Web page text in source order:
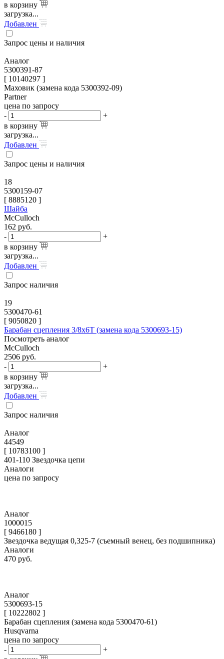
в корзину
загрузка...
Добавлен
Запрос цены и наличия
Аналог
5300391-87
[ 10140297 ]
Маховик (замена кода 5300392-09)
Partner
цена по запросу
-
+
в корзину
загрузка...
Добавлен
Запрос цены и наличия
18
5300159-07
[ 8885120 ]
Шайба
McCulloch
162 руб.
-
+
в корзину
загрузка...
Добавлен
Запрос наличия
19
5300470-61
[ 9050820 ]
Барабан сцепления 3/8х6Т (замена кода 5300693-15)
Посмотреть аналог
McCulloch
2506 руб.
-
+
в корзину
загрузка...
Добавлен
Запрос наличия
Аналог
44549
[ 10783100 ]
401-110 Звездочка цепи
Аналоги
цена по запросу
Аналог
1000015
[ 9466180 ]
Звездочка ведущая 0,325-7 (съемный венец, без подшипника)
Аналоги
470 руб.
Аналог
5300693-15
[ 10222802 ]
Барабан сцепления (замена кода 5300470-61)
Husqvarna
цена по запросу
-
+